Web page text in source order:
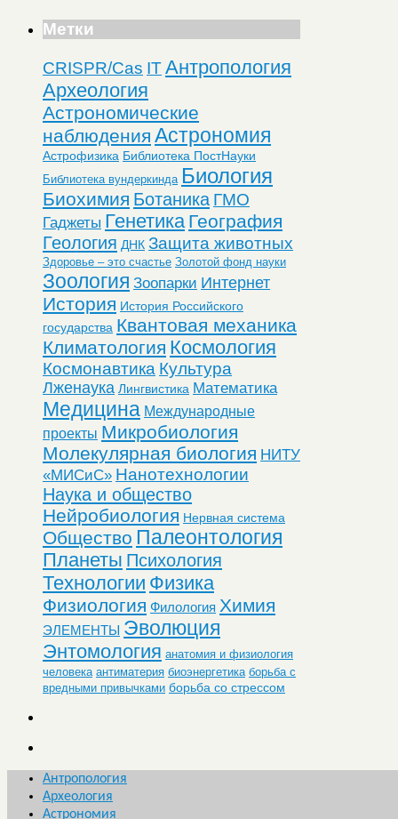
Метки
CRISPR/Cas ITАнтропология
Археология
Астрономические
наблюдения Астрономия
Астрофизика Библиотека ПостНауки
Библиотека вундеркинда Биология
Биохимия Ботаника ГМО
Гаджеты Генетика География
Геология ДНК Защита животных
Здоровье – это счастье Золотой фонд науки
Зоология Зоопарки Интернет
История История Российского
государства Квантовая механика
Климатология Космология
Космонавтика Культура
Лженаука Лингвистика Математика
Медицина Международные
проекты Микробиология
Молекулярная биология НИТУ
«МИСиС» Нанотехнологии
Наука и общество
Нейробиология Нервная система
Общество Палеонтология
Планеты Психология
Технологии Физика
Физиология Филология Химия
ЭЛЕМЕНТЫ Эволюция
Энтомология анатомия и физиология
человека антиматерия биоэнергетика борьба с
вредными привычками борьба со стрессом
Антропология
Археология
Астрономия